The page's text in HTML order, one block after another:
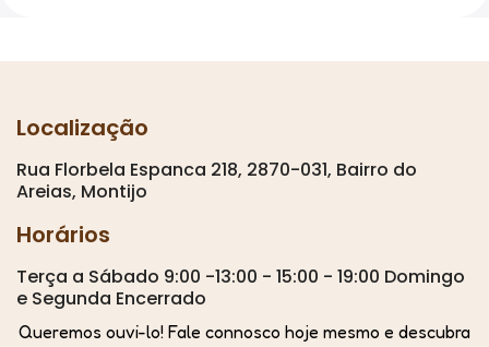
Localização
Rua Florbela Espanca 218, 2870-031, Bairro do
Areias, Montijo
Horários
Terça a Sábado 9:00 -13:00 - 15:00 - 19:00 Domingo
e Segunda Encerrado
Queremos ouvi-lo! Fale connosco hoje mesmo e descubra